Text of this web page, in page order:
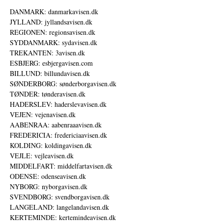
DANMARK: danmarkavisen.dk
JYLLAND: jyllandsavisen.dk
REGIONEN: regionsavisen.dk
SYDDANMARK: sydavisen.dk
TREKANTEN: 3avisen.dk
ESBJERG: esbjergavisen.com
BILLUND: billundavisen.dk
SØNDERBORG: sønderborgavisen.dk
TØNDER: tønderavisen.dk
HADERSLEV: haderslevavisen.dk
VEJEN: vejenavisen.dk
AABENRAA: aabenraaavisen.dk
FREDERICIA: fredericiaavisen.dk
KOLDING: koldingavisen.dk
VEJLE: vejleavisen.dk
MIDDELFART: middelfartavisen.dk
ODENSE: odenseavisen.dk
NYBORG: nyborgavisen.dk
SVENDBORG: svendborgavisen.dk
LANGELAND: langelandavisen.dk
KERTEMINDE: kertemindeavisen.dk